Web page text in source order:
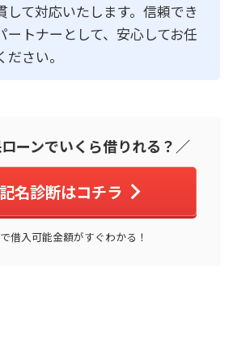
して対応いたします。信頼でき
ートナーとして、安心してお任
ださい。
ーンでいくら借りれる？／
名診断はコチラ
借入可能金額がすぐわかる！